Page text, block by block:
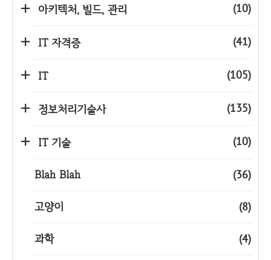
아키텍처, 빌드, 관리 (10)
IT 자격증 (41)
IT (105)
정보처리기술사 (135)
IT 기술 (10)
Blah Blah (36)
고양이 (8)
과학 (4)